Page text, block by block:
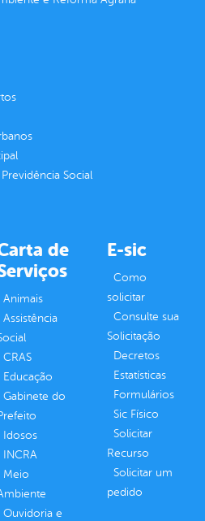
Social
de
Animais
Assistência
CRAS
Educação
Gabinete do
Idosos
INCRA
Meio
Ouvidoria e
E-sic
Como
solicitar
Consulte sua
Solicitação
Decretos
Estatísticas
Formulários
Sic Físico
Solicitar
Recurso
Solicitar um
pedido